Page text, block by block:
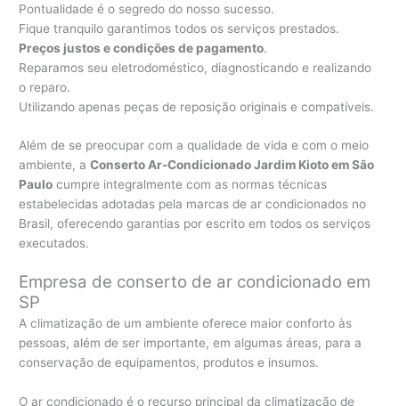
Pontualidade é o segredo do nosso sucesso.
Fique tranquilo garantimos todos os serviços prestados.
Preços justos e condições de pagamento.
Reparamos seu eletrodoméstico, diagnosticando e realizando
o reparo.
Utilizando apenas peças de reposição originais e compatíveis.
Além de se preocupar com a qualidade de vida e com o meio
ambiente, aConserto Ar-Condicionado Jardim Kioto em São
Paulo cumpre integralmente com as normas técnicas
estabelecidas adotadas pela marcas de ar condicionados no
Brasil, oferecendo garantias por escrito em todos os serviços
executados.
Empresa de conserto de ar condicionado em
SP
A climatização de um ambiente oferece maior conforto às
pessoas, além de ser importante, em algumas áreas, para a
conservação de equipamentos, produtos e insumos.
O ar condicionado é o recurso principal da climatização de